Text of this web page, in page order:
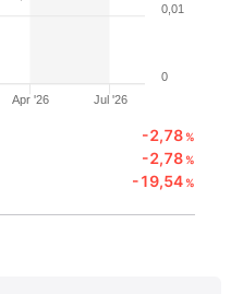
Apr '26 Jul '26
0
0,01
-2,78%
-2,78%
-19,54%